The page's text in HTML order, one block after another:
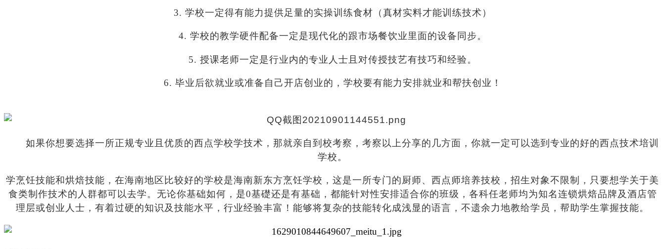
3. 学校一定得有能力提供足量的实操训练食材（真材实料才能训练技术）
4. 学校的教学硬件配备一定是现代化的跟市场餐饮业里面的设备同步。
5. 授课老师一定是行业内的专业人士 且对传授技艺有技巧和经验。
6. 毕业后欲就业或准备自己开店创业的，学校要有能力安排就业和帮扶创业！
如果你想要选择一所正规专业且优质的西点学校学技术，那就亲自到校考察，考察以上分享的几方面，你就一定可以选到专业的好的西点技术培训
学校。
学烹饪技能和烘焙技能，在海南地区比较好的学校是海南新东方烹饪学校，这是一所专门的厨师、西点师培养技校，招生对象不限制，只要想学关于美
食类制作技术的人群都可以去学。无论你基础如何，是0基礎还是有基础，都能针对性安排适合你的班级，各科任老师均为知名连锁烘焙品牌及酒店管
理层或创业人士，有着过硬的知识及技能水平，行业经验丰富！能够将复杂的技能转化成浅显的语言，不遗余力地教给学员，帮助学生掌握技能。